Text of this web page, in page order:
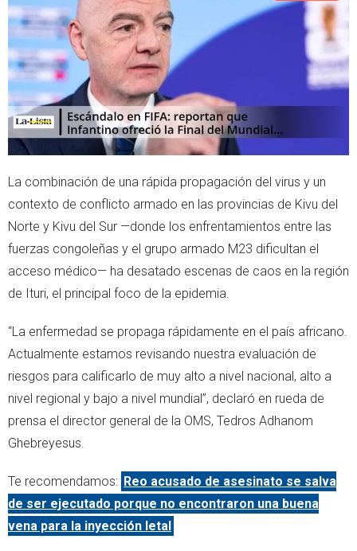
La combinación de una rápida propagación del virus y un
contexto de conflicto armado en las provincias de Kivu del
Norte y Kivu del Sur —donde los enfrentamientos entre las
fuerzas congoleñas y el grupo armado M23 dificultan el
acceso médico— ha desatado escenas de caos en la región
de Ituri, el principal foco de la epidemia.
“La enfermedad se propaga rápidamente en el país africano.
Actualmente estamos revisando nuestra evaluación de
riesgos para calificarlo de muy alto a nivel nacional, alto a
nivel regional y bajo a nivel mundial”, declaró en rueda de
prensa el director general de la OMS, Tedros Adhanom
Ghebreyesus.
Te recomendamos: Reo acusado de asesinato se salva
de ser ejecutado porque no encontraron una buena
vena para la inyección letal